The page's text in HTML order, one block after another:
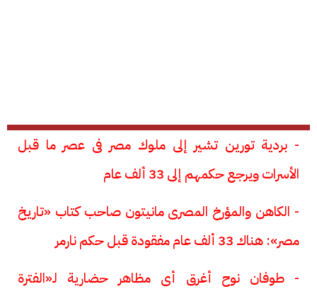
- بردية تورين تشير إلى ملوك مصر فى عصر ما قبل
الأسرات ويرجع حكمهم إلى 33 ألف عام
- الكاهن والمؤرخ المصرى مانيتون صاحب كتاب «تاريخ
مصر»: هناك 33 ألف عام مفقودة قبل حكم نارمر
- طوفان نوح أغرق أى مظاهر حضارية لـ«الفترة